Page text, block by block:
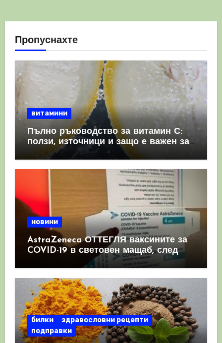
Пропуснахте
витамини
Пълно ръководство за витамин С:
ползи, източници и защо е важен за
имунната система
новини
AstraZeneca ОТТЕГЛЯ ваксините за
COVID-19 в световен мащаб, след
като призна, че те причиняват
билки
здравословни рецепти
подправки